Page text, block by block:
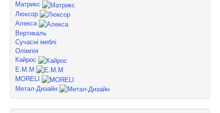
Матрикс
Люксор
Алекса
Вертикаль
Сучасні меблі
Олімпія
Кайрос
Е.М.М
MORELI
Метал-Дизайн